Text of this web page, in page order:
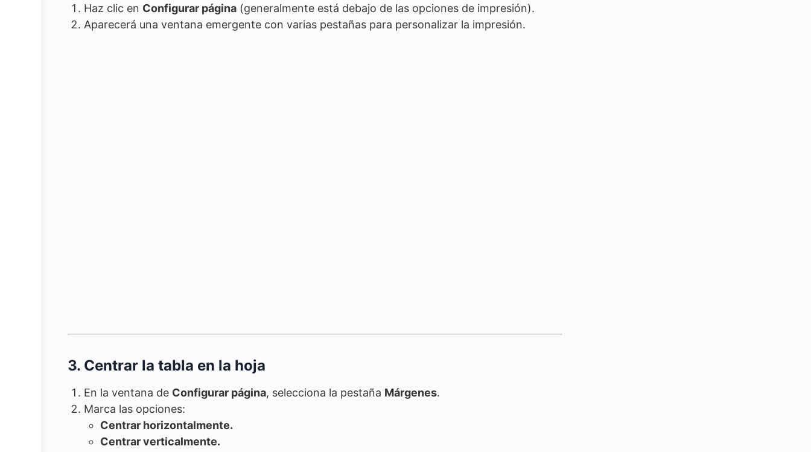
Haz clic en Configurar página (generalmente está debajo de las opciones de impresión).
Aparecerá una ventana emergente con varias pestañas para personalizar la impresión.
3. Centrar la tabla en la hoja
En la ventana de Configurar página, selecciona la pestaña Márgenes.
Marca las opciones:
Centrar horizontalmente.
Centrar verticalmente.